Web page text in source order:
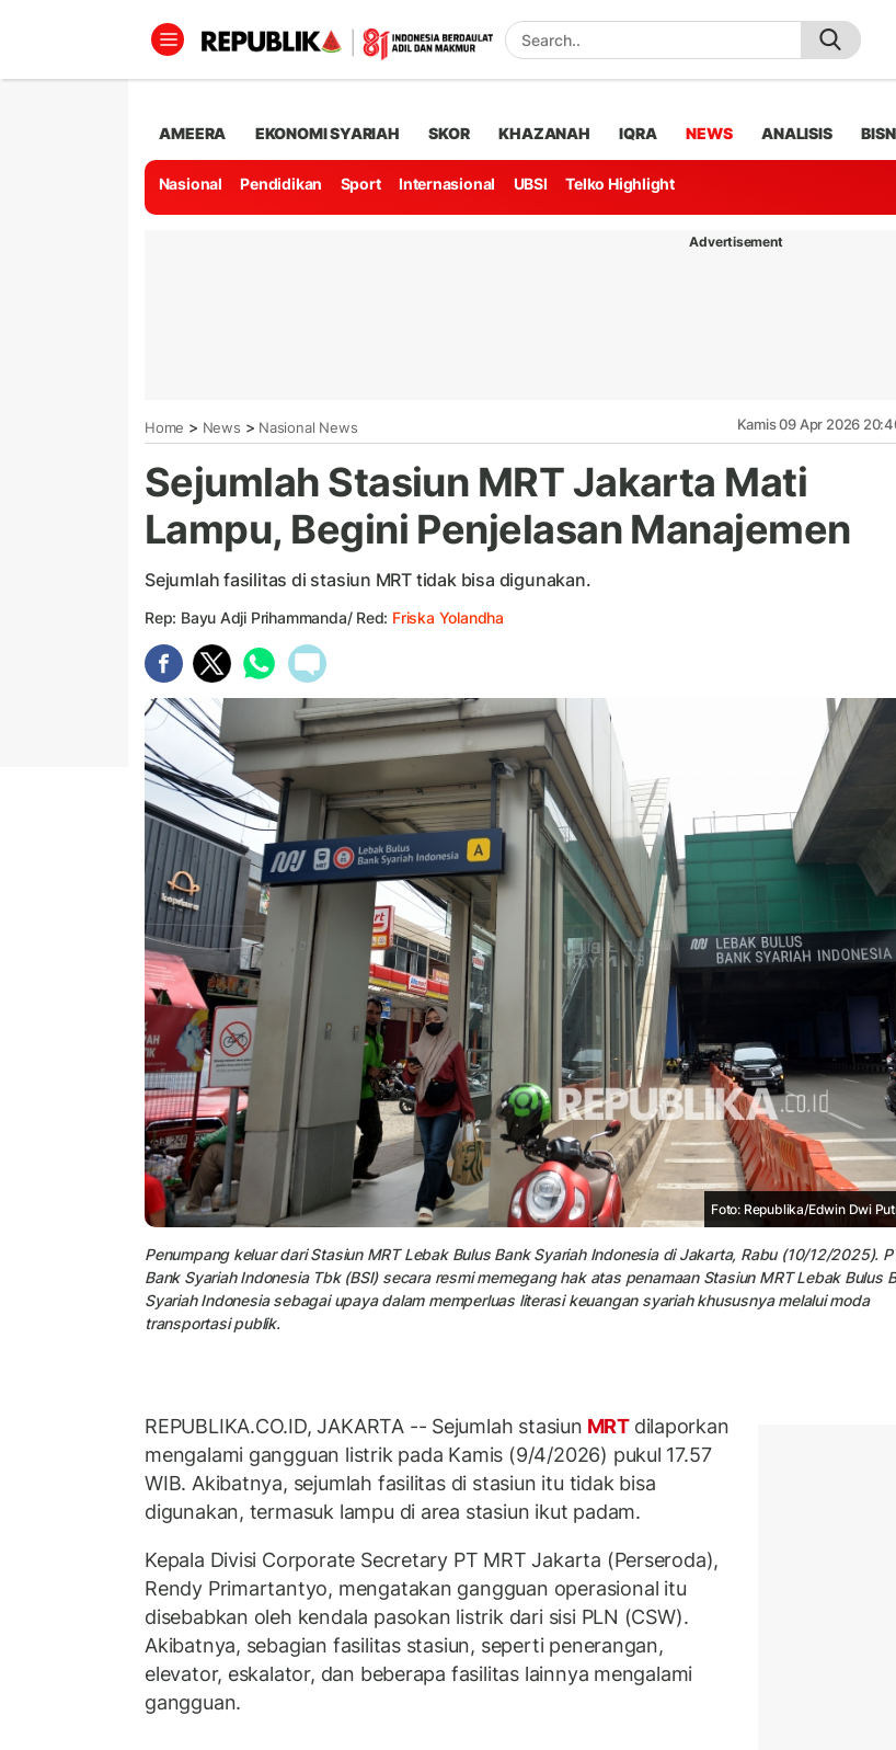
AMEERA EKONOMI SYARIAH SKOR KHAZANAH IQRA NEWS ANALISIS
Nasional Pendidikan Sport Internasional UBSI Telko Highlight
Advertisement
Home > News > Nasional News Kamis 09 Apr 2026
Sejumlah Stasiun MRT Jakarta Mati
Lampu, Begini Penjelasan Manajemen
Sejumlah fasilitas di stasiun MRT tidak bisa digunakan.
Rep: Bayu Adji Prihammanda/ Red: Friska Yolandha
Foto: Republika/Edwin Dwi
Penumpang keluar dari Stasiun MRT Lebak Bulus Bank Syariah Indonesia di Jakarta, Rabu (10/12/2025).
Bank Syariah Indonesia Tbk (BSI) secara resmi memegang hak atas penamaan Stasiun MRT Lebak Bulus
Syariah Indonesia sebagai upaya dalam memperluas literasi keuangan syariah khususnya melalui moda
transportasi publik.
REPUBLIKA.CO.ID, JAKARTA -- Sejumlah stasiun MRT dilaporkan
mengalami gangguan listrik pada Kamis (9/4/2026) pukul 17.57
WIB. Akibatnya, sejumlah fasilitas di stasiun itu tidak bisa
digunakan, termasuk lampu di area stasiun ikut padam.
Kepala Divisi Corporate Secretary PT MRT Jakarta (Perseroda),
Rendy Primartantyo, mengatakan gangguan operasional itu
disebabkan oleh kendala pasokan listrik dari sisi PLN (CSW).
Akibatnya, sebagian fasilitas stasiun, seperti penerangan,
elevator, eskalator, dan beberapa fasilitas lainnya mengalami
gangguan.